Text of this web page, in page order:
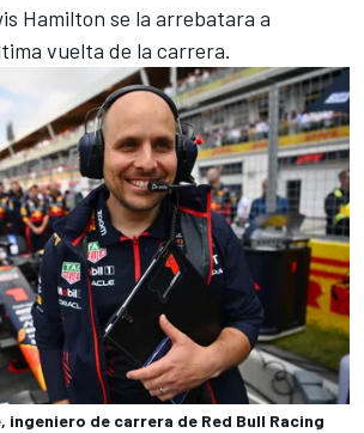
Hamilton se la arrebatara a
vuelta de la carrera.
ingeniero de carrera de Red Bull Racing